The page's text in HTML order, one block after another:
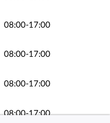
08:00-17:00
08:00-17:00
08:00-17:00
08:00-17:00